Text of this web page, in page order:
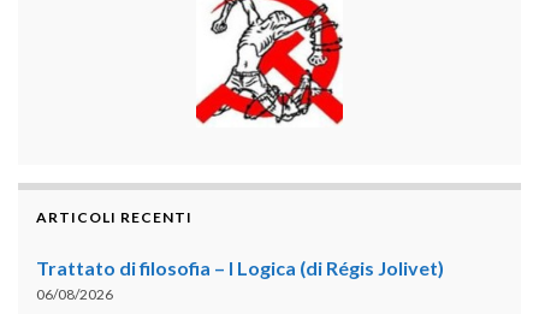
ARTICOLI RECENTI
Trattato di filosofia – I Logica (di Régis Jolivet)
06/08/2026